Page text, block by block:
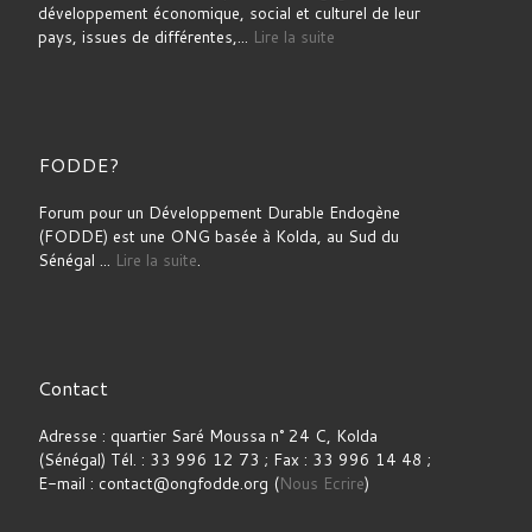
développement économique, social et culturel de leur
pays, issues de différentes,... Lire la suite
FODDE?
Forum pour un Développement Durable Endogène
(FODDE) est une ONG basée à Kolda, au Sud du
Sénégal ... Lire la suite.
Contact
Adresse : quartier Saré Moussa n° 24 C, Kolda
(Sénégal) Tél. : 33 996 12 73 ; Fax : 33 996 14 48 ;
E-mail : contact@ongfodde.org (Nous Ecrire)